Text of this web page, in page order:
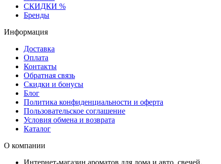
СКИДКИ %
Бренды
Информация
Доставка
Оплата
Контакты
Обратная связь
Скидки и бонусы
Блог
Политика конфиденциальности и оферта
Пользовательское соглашение
Условия обмена и возврата
Каталог
О компании
Интернет-магазин ароматов для дома и авто, свечей,